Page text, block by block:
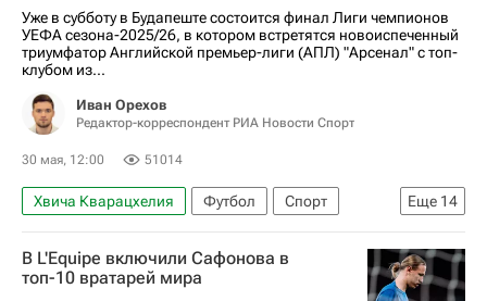
Ашраф Хакими
Маркиньос
Уже в субботу в Будапеште состоится финал Лиги чемпионов
УЕФА сезона-2025/26, в котором встретятся новоиспеченный
триумфатор Английской премьер-лиги (АПЛ) "Арсенал" с топ-
клубом из...
Иван Орехов
Редактор-корреспондент РИА Новости Спорт
30 мая, 12:00 51014
Еще 14
Хвича Кварацхелия Футбол
Спорт
Матвей Сафонов
Арсенал (Лондон)
Пари Сен-Жермен (ПСЖ)
В L'Equipe включили Сафонова в
топ-10 вратарей мира